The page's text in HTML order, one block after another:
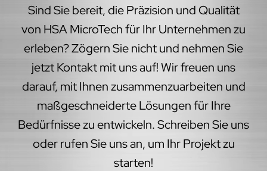
Sind Sie bereit, die Präzision und Qualität
von HSA MicroTech für Ihr Unternehmen zu
erleben? Zögern Sie nicht und nehmen Sie
jetzt Kontakt mit uns auf! Wir freuen uns
darauf, mit Ihnen zusammenzuarbeiten und
maßgeschneiderte Lösungen für Ihre
Bedürfnisse zu entwickeln. Schreiben Sie uns
oder rufen Sie uns an, um Ihr Projekt zu
starten!